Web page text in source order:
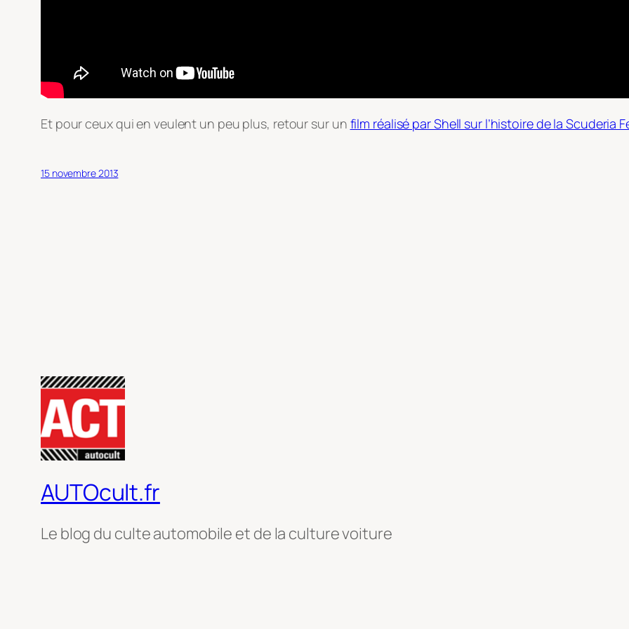
Et pour ceux qui en veulent un peu plus, retour sur un film réalisé par Shell sur l’histoire de la Scuderia
15 novembre 2013
AUTOcult.fr
Le blog du culte automobile et de la culture voiture